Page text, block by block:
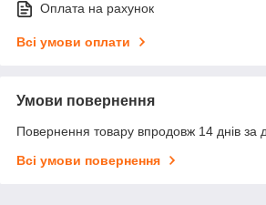
Оплата на рахунок
Всі умови оплати
Умови повернення
Повернення товару впродовж 14 днів за
Всі умови повернення